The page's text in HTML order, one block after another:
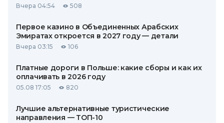
Вчера 04:54 508
Первое казино в Объединенных Арабских
Эмиратах откроется в 2027 году — детали
Вчера 03:15 106
Платные дороги в Польше: какие сборы и как их
оплачивать в 2026 году
05.08 17:05 820
Лучшие альтернативные туристические
направления — ТОП-10